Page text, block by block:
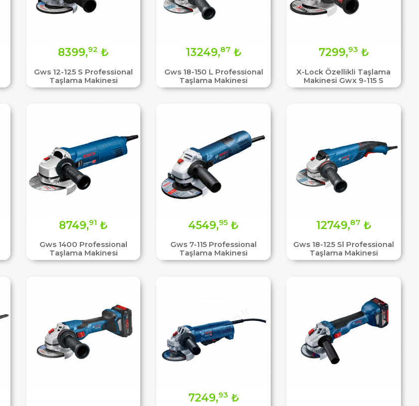
Gws 12-125 S Professional
Taşlama Makinesi
8399,92 ₺
Gws 18-150 L Professional
Taşlama Makinesi
13249,87 ₺
X-Lock Özellikli Taşlama
Makinesi Gwx 9-115 S
7299,93 ₺
Gws 1400 Professional
Taşlama Makinesi
8749,91 ₺
Gws 7-115 Professional
Taşlama Makinesi
4549,95 ₺
Gws 18-125 Sl Professional
Taşlama Makinesi
12749,87 ₺
7249,93 ₺